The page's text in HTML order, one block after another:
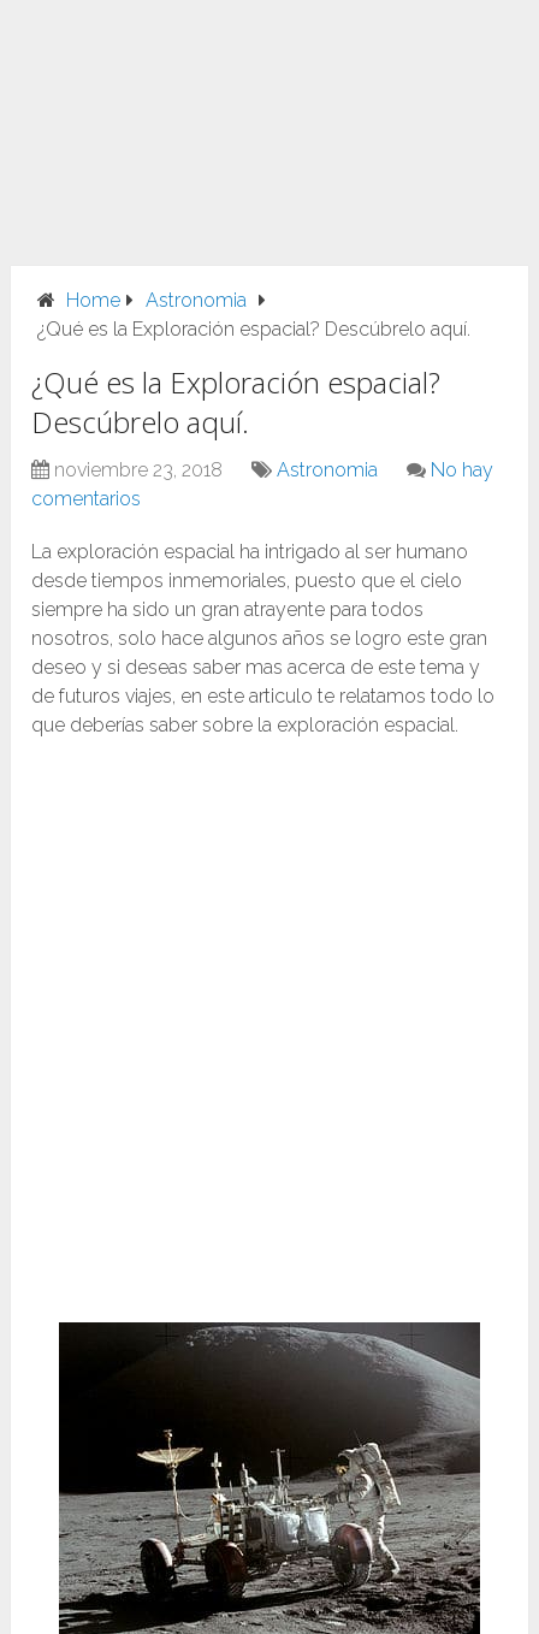
Home
Astronomia
¿Qué es la Exploración espacial? Descúbrelo aquí.
¿Qué es la Exploración espacial?
Descúbrelo aquí.
noviembre 23, 2018 Astronomia
No hay
comentarios
La exploración espacial ha intrigado al ser humano
desde tiempos inmemoriales, puesto que el cielo
siempre ha sido un gran atrayente para todos
nosotros, solo hace algunos años se logro este gran
deseo y si deseas saber mas acerca de este tema y
de futuros viajes, en este articulo te relatamos todo lo
que deberías saber sobre la exploración espacial.